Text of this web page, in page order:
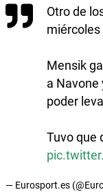
Otro de
miércoles
Mensik
a Navone
poder
Tuvo que
— Eurosport.es